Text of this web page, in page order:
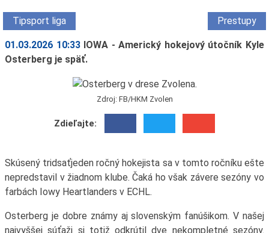
Tipsport liga Prestupy
01.03.2026 10:33 IOWA - Americký hokejový útočník Kyle
Osterberg je späť.
Zdroj: FB/HKM Zvolen
Zdieľajte:
Skúsený tridsaťjeden ročný hokejista sa v tomto ročníku ešte
nepredstavil v žiadnom klube. Čaká ho však závere sezóny vo
farbách Iowy Heartlanders v ECHL.
Osterberg je dobre známy aj slovenským fanúšikom. V našej
najvyššej súťaži si totiž odkrútil dve nekompletné sezóny.